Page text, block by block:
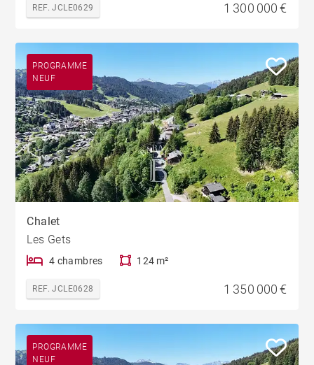
REF. JCLE0629 1 300 000 €
PROGRAMME
NEUF
Chalet
Les Gets
4 chambres 124 m²
REF. JCLE0628 1 350 000 €
PROGRAMME
NEUF